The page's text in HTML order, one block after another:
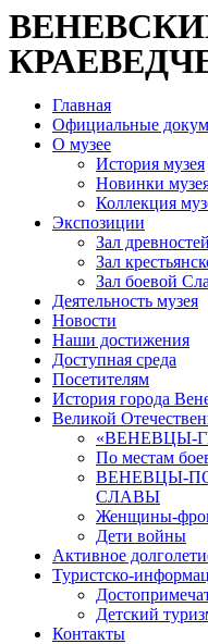
Главная
Официальные
О музее
История музея
Новинки
Коллекция
Экспозиции
Зал древностей
Зал
Зал боевой
Деятельность музея
Новости
Наши достижения
Доступная среда
Посетителям
История города
Великой
«ВЕНЕВЦЫ-
По местам
ВЕНЕВЦЫ-
СЛАВЫ
Женщины-
Дети войны
Активное
Туристско-
Детский
Контакты